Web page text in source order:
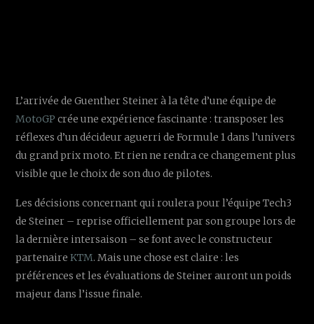
L’arrivée de Guenther Steiner à la tête d’une équipe de
MotoGP crée une expérience fascinante : transposer les
réflexes d’un décideur aguerri de Formule 1 dans l’univers
du grand prix moto. Et rien ne rendra ce changement plus
visible que le choix de son duo de pilotes.
Les décisions concernant qui roulera pour l’équipe Tech3
de Steiner – reprise officiellement par son groupe lors de
la dernière intersaison – se font avec le constructeur
partenaireKTM. Mais une chose est claire : les
préférences et les évaluations de Steiner auront un poids
majeur dans l’issue finale.